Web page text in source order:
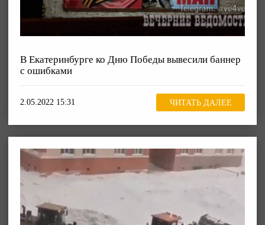
В Екатеринбурге ко Дню Победы вывесили баннер
с ошибками
2.05.2022 15:31 ЧИТАТЬ ДАЛЕЕ